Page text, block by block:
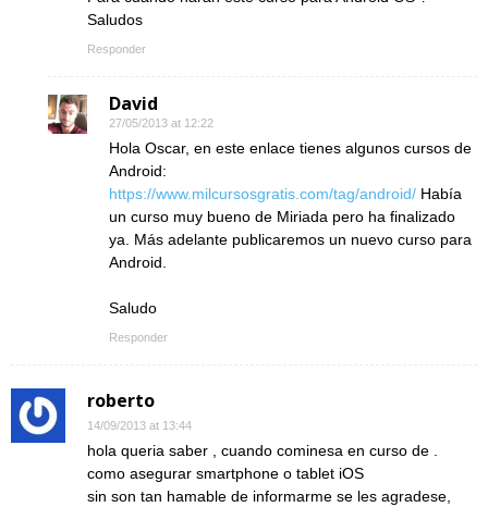
Saludos
Responder
David
27/05/2013 at 12:22
Hola Oscar, en este enlace tienes algunos cursos de
Android:
https://www.milcursosgratis.com/tag/android/ Había
un curso muy bueno de Miriada pero ha finalizado
ya. Más adelante publicaremos un nuevo curso para
Android.
Saludo
Responder
roberto
14/09/2013 at 13:44
hola queria saber , cuando cominesa en curso de .
como asegurar smartphone o tablet iOS
sin son tan hamable de informarme se les agradese,